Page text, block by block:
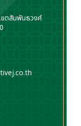
ขตสัมพันธวงศ์